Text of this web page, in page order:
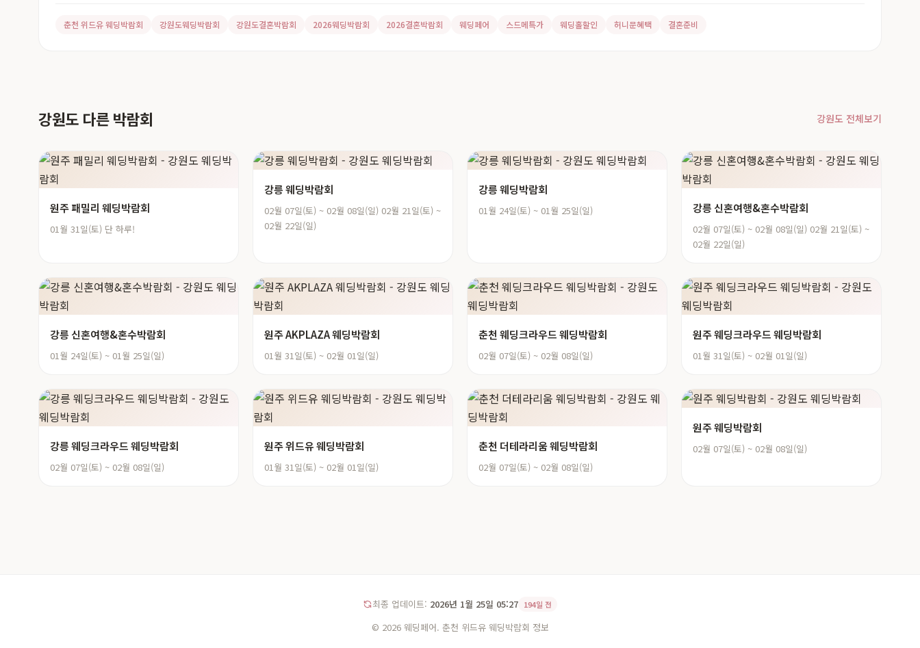
춘천 위드유 웨딩박람회 강원도웨딩박람회 강원도결혼박람회 2026웨딩박람회 2026결혼박람회 웨딩페어 스드메특가 웨딩홀할인 허니문혜택 결혼준비
강원도 다른 박람회 강원도 전체보기
원주 패밀리 웨딩박람회
01월 31일(토) 단 하루!
강릉 웨딩박람회
02월 07일(토) ~ 02월 08일(일) 02월 21일(토) ~
02월 22일(일)
강릉 웨딩박람회
01월 24일(토) ~ 01월 25일(일) 강릉 신혼여행&혼수박람회
02월 07일(토) ~ 02월 08일(일) 02월 21일(토) ~
02월 22일(일)
강릉 신혼여행&혼수박람회
01월 24일(토) ~ 01월 25일(일)
원주 AKPLAZA 웨딩박람회
01월 31일(토) ~ 02월 01일(일)
춘천 웨딩크라우드 웨딩박람회
02월 07일(토) ~ 02월 08일(일)
원주 웨딩크라우드 웨딩박람회
01월 31일(토) ~ 02월 01일(일)
강릉 웨딩크라우드 웨딩박람회
02월 07일(토) ~ 02월 08일(일)
원주 위드유 웨딩박람회
01월 31일(토) ~ 02월 01일(일)
춘천 더테라리움 웨딩박람회
02월 07일(토) ~ 02월 08일(일)
원주 웨딩박람회
02월 07일(토) ~ 02월 08일(일)
최종 업데이트: 2026년 1월 25일 05:27 194일 전
© 2026 웨딩페어. 춘천 위드유 웨딩박람회 정보